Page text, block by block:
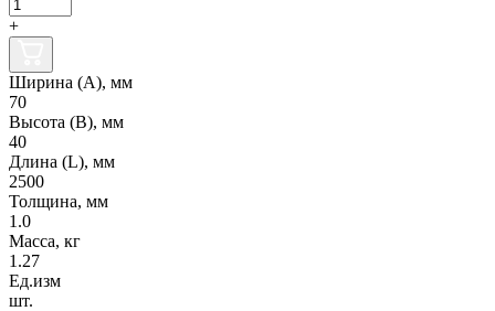
+
Ширина (А), мм
70
Высота (В), мм
40
Длина (L), мм
2500
Толщина, мм
1.0
Масса, кг
1.27
Ед.изм
шт.